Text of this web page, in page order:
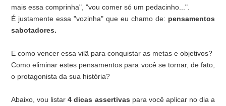
mais essa comprinha", "vou comer só um pedacinho...".
É justamente essa "vozinha" que eu chamo de: pensamentos
sabotadores.
E como vencer essa vilã para conquistar as metas e objetivos?
Como eliminar estes pensamentos para você se tornar, de fato,
o protagonista da sua história?
Abaixo, vou listar 4 dicas assertivas para você aplicar no dia a